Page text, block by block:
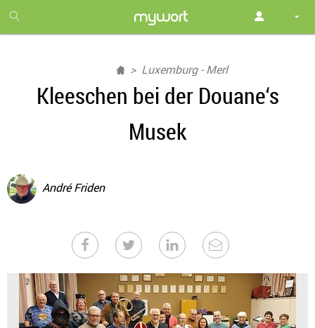
month
free
Luxemburg - Merl
Kleeschen bei der Douane‘s
Musek
André Friden